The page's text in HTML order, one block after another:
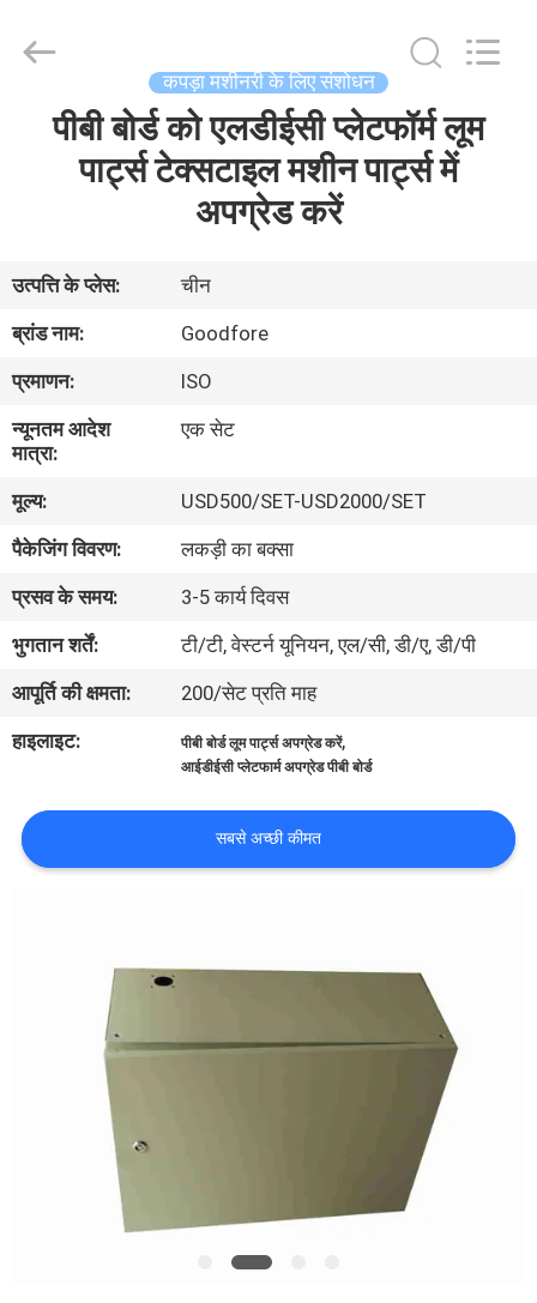
वीडियो
बारे
में
कारखाना
भ्रमण
गुणवत्ता
नियंत्रण
हमसे
संपर्क
करें
Machinery
Co.,Ltd.
कपड़ा मशीनरी के लिए संशोधन
पीबी बोर्ड को एलडीईसी प्लेटफॉर्म लूम
पार्ट्स टेक्सटाइल मशीन पार्ट्स में
अपग्रेड करें
उत्पत्ति के प्लेस:
चीन
ब्रांड नाम:
Goodfore
प्रमाणन:
ISO
न्यूनतम आदेश
मात्रा:
एक सेट
मूल्य:
USD500/SET-USD2000/SET
पैकेजिंग विवरण:
लकड़ी का बक्सा
प्रसव के समय:
3-5 कार्य दिवस
भुगतान शर्तें:
टी/टी, वेस्टर्न यूनियन, एल/सी, डी/ए, डी/पी
आपूर्ति की क्षमता:
200/सेट प्रति माह
हाइलाइट:
पीबी बोर्ड लूम पार्ट्स अपग्रेड करें,
आईडीईसी प्लेटफार्म अपग्रेड पीबी बोर्ड
सबसे अच्छी कीमत